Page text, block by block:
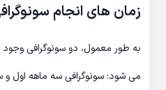
زمان های انجام
به طور معمول، دو سونوگرافی وجود
می شود: سونوگرافی سه ماهه اول و